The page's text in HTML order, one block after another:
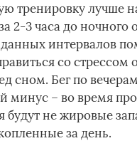
тренировку лучше
2-3 часа до ночного
интервалов
со стрессом
сном. Бег по
минус – во время
будут не жировые
за день.